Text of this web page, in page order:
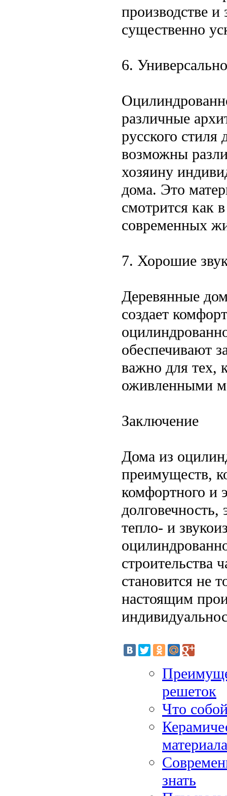
производстве
существенно
6.
различные
русского
возможны
хозяину
дома. Это
смотрится как
современных
7. Хорошие
Деревянные
создает
обеспечивают
важно для тех,
оживленными
Заключение
Дома из
преимуществ,
комфортного и
долговечность,
тепло- и
строительства
становится не
настоящим
решеток
Что
материала
знать